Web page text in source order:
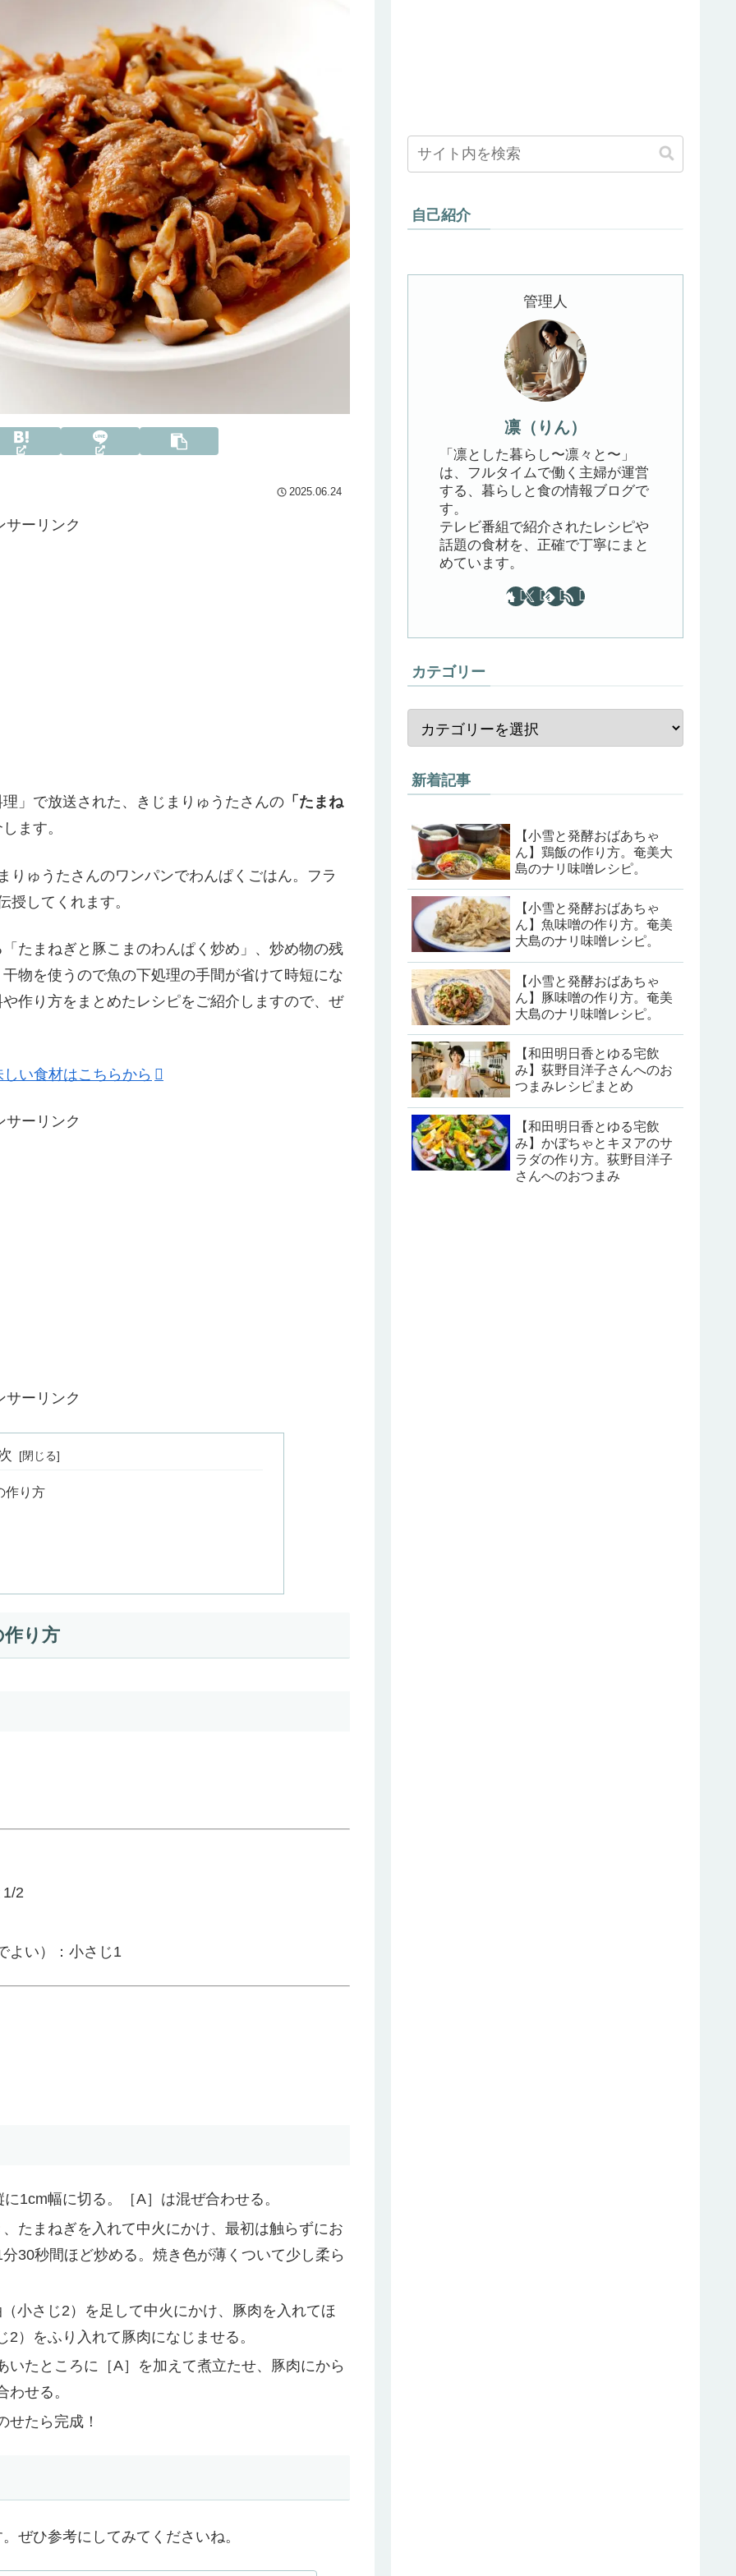
2025.06.24
サーリンク
」で放送された、きじまりゅうたさんの 「たまね
ます。
ゅうたさんのワンパンでわんぱくごはん。フラ
授してくれます。
たまねぎと豚こまのわんぱく炒め」、炒め物の残
物を使うので魚の下処理の手間が省けて時短にな
作り方をまとめたレシピをご紹介しますので、ぜ
い食材はこちらから
サーリンク
サーリンク
作り方
り方
2
よい）：小さじ1
1cm幅に切る。［A］は混ぜ合わせる。
たまねぎを入れて中火にかけ、最初は触らずにお
30秒間ほど炒める。焼き色が薄くついて少し柔ら
小さじ2）を足して中火にかけ、豚肉を入れてほ
）をふり入れて豚肉になじませる。
たところに［A］を加えて煮立たせ、豚肉にから
せる。
せたら完成！
ぜひ参考にしてみてくださいね。
自己紹介
管理人
凛（りん）
「凛とした暮らし〜凛々と〜」
は、フルタイムで働く主婦が運営
する、暮らしと食の情報ブログで
す。
テレビ番組で紹介されたレシピや
話題の食材を、正確で丁寧にまと
めています。
カテゴリー
新着記事
【小雪と発酵おばあちゃ
ん】鶏飯の作り方。奄美大
島のナリ味噌レシピ。
【小雪と発酵おばあちゃ
ん】魚味噌の作り方。奄美
大島のナリ味噌レシピ。
【小雪と発酵おばあちゃ
ん】豚味噌の作り方。奄美
大島のナリ味噌レシピ。
【和田明日香とゆる宅飲
み】荻野目洋子さんへのお
つまみレシピまとめ
【和田明日香とゆる宅飲
み】かぼちゃとキヌアのサ
ラダの作り方。荻野目洋子
さんへのおつまみ